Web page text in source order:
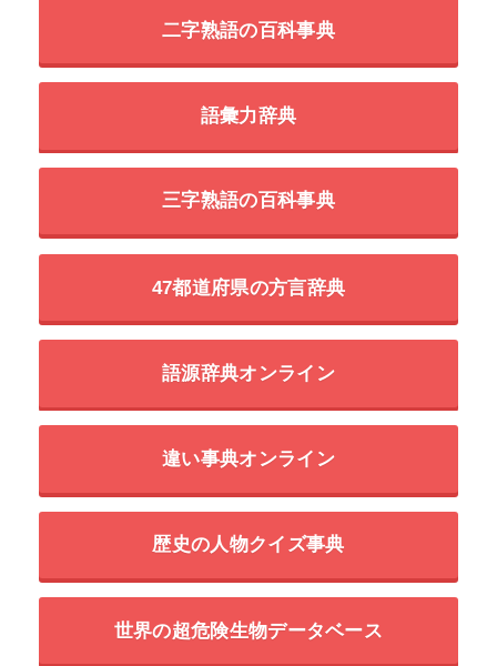
二字熟語の百科事典
語彙力辞典
三字熟語の百科事典
47都道府県の方言辞典
語源辞典オンライン
違い事典オンライン
歴史の人物クイズ事典
世界の超危険生物データベース